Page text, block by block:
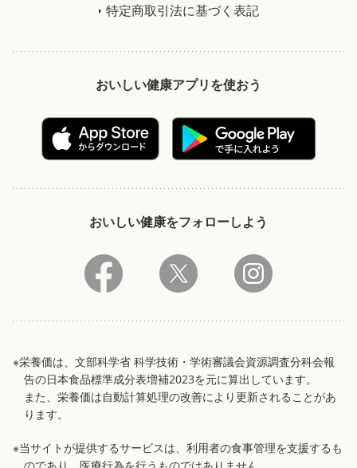
特定商取引法に基づく表記
おいしい健康アプリを使おう
おいしい健康をフォローしよう
※栄養価は、文部科学省 科学技術・学術審議会資源調査分科会報
告の日本食品標準成分表増補2023を元に算出しています。
また、栄養価は自動計算処理の改善により更新されることがあ
ります。
※当サイトが提供するサービスは、利用者の食事管理を支援するも